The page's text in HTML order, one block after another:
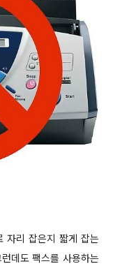
자리 잡은지 짧게 잡는
데도 팩스를 사용하는